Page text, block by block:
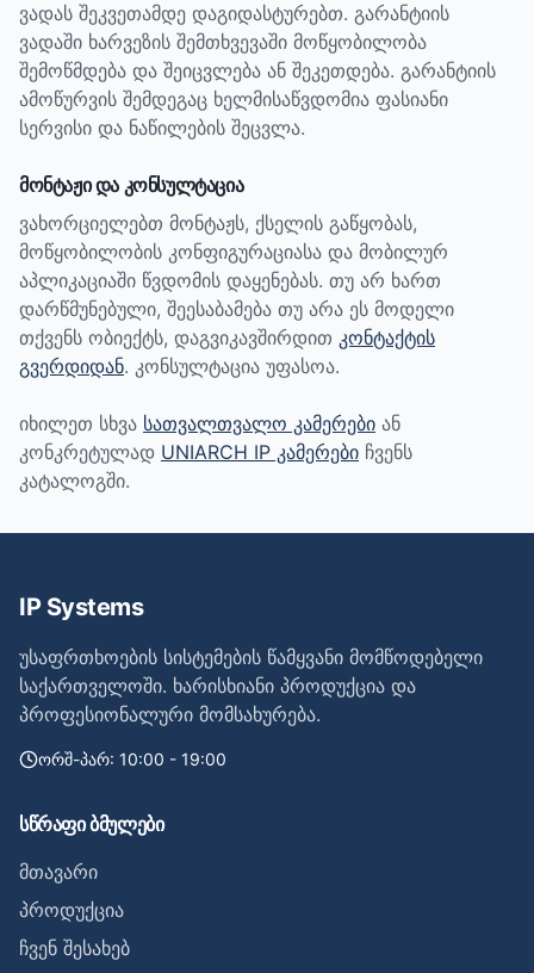
ვადას შეკვეთამდე დაგიდასტურებთ. გარანტიის
ვადაში ხარვეზის შემთხვევაში მოწყობილობა
შემოწმდება და შეიცვლება ან შეკეთდება. გარანტიის
ამოწურვის შემდეგაც ხელმისაწვდომია ფასიანი
სერვისი და ნაწილების შეცვლა.
მონტაჟი და კონსულტაცია
ვახორციელებთ მონტაჟს, ქსელის გაწყობას,
მოწყობილობის კონფიგურაციასა და მობილურ
აპლიკაციაში წვდომის დაყენებას. თუ არ ხართ
დარწმუნებული, შეესაბამება თუ არა ეს მოდელი
თქვენს ობიექტს, დაგვიკავშირდით კონტაქტის
გვერდიდან. კონსულტაცია უფასოა.
იხილეთ სხვა სათვალთვალო კამერები ან
კონკრეტულად UNIARCH IP კამერები ჩვენს
კატალოგში.
IP Systems
უსაფრთხოების სისტემების წამყვანი მომწოდებელი
საქართველოში. ხარისხიანი პროდუქცია და
პროფესიონალური მომსახურება.
ორშ-პარ: 10:00 - 19:00
სწრაფი ბმულები
მთავარი
პროდუქცია
ჩვენ შესახებ